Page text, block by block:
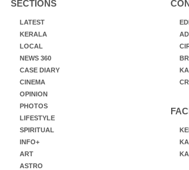
SECTIONS
LATEST
KERALA
LOCAL
NEWS 360
CASE DIARY
CINEMA
OPINION
PHOTOS
LIFESTYLE
SPIRITUAL
INFO+
ART
ASTRO